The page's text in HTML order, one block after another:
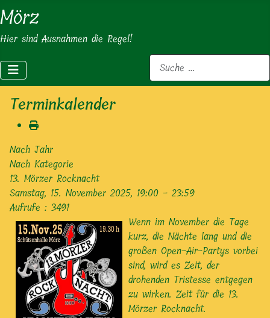
Mörz
Hier sind Ausnahmen die Regel!
Suchen
Terminkalender
Nach Jahr
Nach Kategorie
13. Mörzer Rocknacht
Samstag, 15. November 2025, 19:00 - 23:59
Aufrufe : 3491
Wenn im November die Tage
kurz, die Nächte lang und die
großen Open-Air-Partys vorbei
sind, wird es Zeit, der
drohenden Tristesse entgegen
zu wirken. Zeit für die 13.
Mörzer Rocknacht.